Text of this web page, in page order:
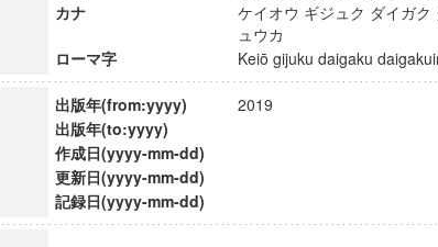
教育研究センター
教育研究拠点
カナ
ケイオウ ギジュク ダイガ
ュウカ
ローマ字
Keiō gijuku daigaku
出版年(from:yyyy)
2019
出版年(to:yyyy)
作成日(yyyy-mm-dd)
更新日(yyyy-mm-dd)
記録日(yyyy-mm-dd)